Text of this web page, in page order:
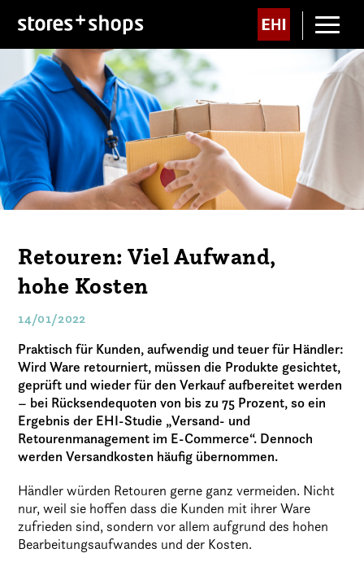
Retouren: Viel Aufwand,
hohe Kosten
14/01/2022
Praktisch für Kunden, aufwendig und teuer für Händler:
Wird Ware retourniert, müssen die Produkte gesichtet,
geprüft und wieder für den Verkauf aufbereitet werden
– bei Rücksendequoten von bis zu 75 Prozent, so ein
Ergebnis der EHI-Studie „Versand- und
Retourenmanagement im E-Commerce“. Dennoch
werden Versandkosten häufig übernommen.
Händler würden Retouren gerne ganz vermeiden. Nicht
nur, weil sie hoffen dass die Kunden mit ihrer Ware
zufrieden sind, sondern vor allem aufgrund des hohen
Bearbeitungsaufwandes und der Kosten.